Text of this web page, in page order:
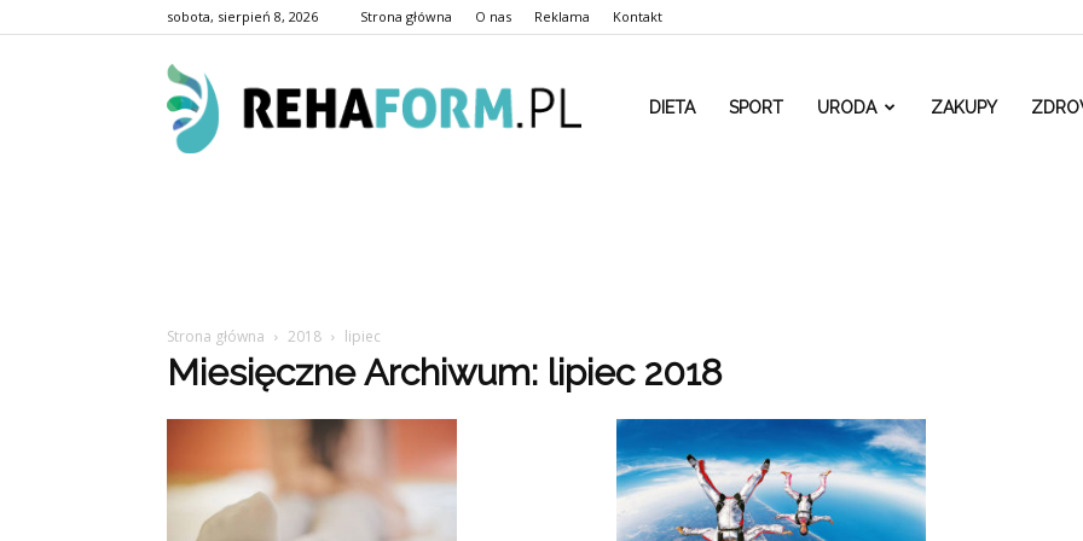
sobota, sierpień 8, 2026 Strona główna O nas Reklama Kontakt
www.rehaform.pl
DIETA SPORT URODA ZAKUPY
Strona główna 2018 lipiec
Miesięczne Archiwum: lipiec 2018